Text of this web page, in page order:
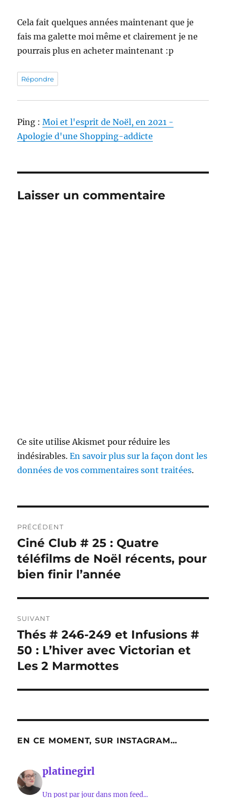
Cela fait quelques années maintenant que je
fais ma galette moi même et clairement je ne
pourrais plus en acheter maintenant :p
Répondre
Ping :Moi et l'esprit de Noël, en 2021 -
Apologie d'une Shopping-addicte
Laisser un commentaire
Ce site utilise Akismet pour réduire les
indésirables.En savoir plus sur la façon dont les
données de vos commentaires sont traitées.
de
l’article
PRÉCÉDENT
Publication
précédente :
Ciné Club # 25 : Quatre
téléfilms de Noël récents, pour
bien finir l’année
SUIVANT
Publication
suivante :
Thés # 246-249 et Infusions #
50 : L’hiver avec Victorian et
Les 2 Marmottes
EN CE MOMENT, SUR INSTAGRAM…
platinegirl
Un post par jour dans mon feed...